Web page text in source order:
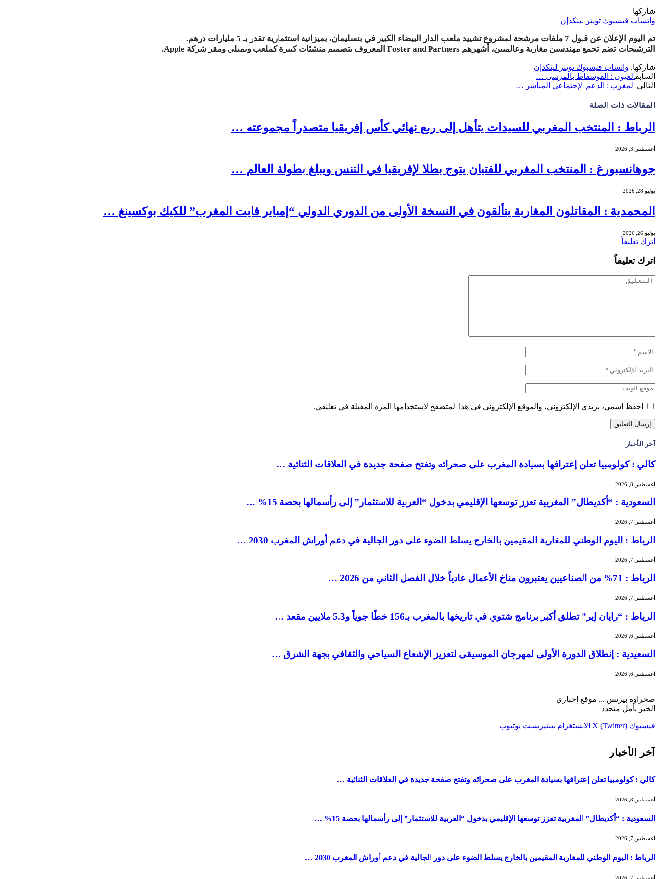
شاركها
واتساب فيسبوك تويتر لينكدإن
تم اليوم الإعلان عن قبول 7 ملفات مرشحة لمشروع تشييد ملعب الدار البيضاء الكبير في بنسليمان، بميزانية استثمارية تقدر بـ 5 مليارات درهم
.
الترشيحات تضم تجمع مهندسين مغاربة وعالميين، أشهرهم
المعروف بتصميم منشئات كبيرة كملعب ويمبلي ومقر شركة
شاركها. واتساب فيسبوك تويتر لينكدإن
السابقالعيون : الفوسفاط بالمرسى …
التالي المغرب : الدعم الإجتماعي المباشر …
المقالات ذات الصلة
الرباط : المنتخب المغربي للسيدات يتأهل إلى ربع نهائي كأس إفريقيا متصدراً مجموعته …
أغسطس 3, 2026
جوهانسبورغ : المنتخب المغربي للفتيان يتوج بطلا لإفريقيا في التنس ويبلغ بطولة العالم …
يوليو 28, 2026
المحمدية : المقاتلون المغاربة يتألقون في النسخة الأولى من الدوري الدولي “إمباير فايت المغرب” للكيك بوكسينغ …
يوليو 26, 2026
اترك تعليقاً
اترك تعليقاً
احفظ اسمي، بريدي الإلكتروني، والموقع الإلكتروني في هذا المتصفح لاستخدامها المرة المقبلة في تعليقي.
آخر الأخبار
كالي : كولومبيا تعلن إعترافها بسيادة المغرب على صحرائه وتفتح صفحة جديدة في العلاقات الثنائية …
أغسطس 8, 2026
السعودية : “أكديطال” المغربية تعزز توسعها الإقليمي بدخول “العربية للاستثمار” إلى رأسمالها بحصة 15% …
أغسطس 7, 2026
الرباط : اليوم الوطني للمغاربة المقيمين بالخارج يسلط الضوء على دور الجالية في دعم أوراش المغرب 2030 …
أغسطس 7, 2026
الرباط : 71% من الصناعيين يعتبرون مناخ الأعمال عادياً خلال الفصل الثاني من 2026 …
أغسطس 7, 2026
الرباط : “رايان إير” تطلق أكبر برنامج شتوي في تاريخها بالمغرب بـ156 خطًا جوياً و5.3 ملايين مقعد …
أغسطس 6, 2026
السعيدية : إنطلاق الدورة الأولى لمهرجان الموسيقى لتعزيز الإشعاع السياحي والثقافي بجهة الشرق …
أغسطس 6, 2026
صحراوة بيزنس ... موقع إخباري
الخبر بأمل متجدد
فيسبوك X (Twitter) الانستغرام بينتيريست يوتيوب
آخر الأخبار
كالي : كولومبيا تعلن إعترافها بسيادة المغرب على صحرائه وتفتح صفحة جديدة في العلاقات الثنائية …
أغسطس 8, 2026
السعودية : “أكديطال” المغربية تعزز توسعها الإقليمي بدخول “العربية للاستثمار” إلى رأسمالها بحصة 15% …
أغسطس 7, 2026
الرباط : اليوم الوطني للمغاربة المقيمين بالخارج يسلط الضوء على دور الجالية في دعم أوراش المغرب 2030 …
أغسطس 7, 2026